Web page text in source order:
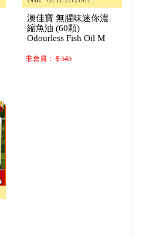
澳佳寶 無腥味迷你濃
縮魚油 (60顆)
Odourless Fish Oil M
非會員：＄545